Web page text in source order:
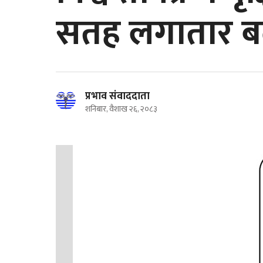
सतह लगातार
प्रभाव संवाददाता
शनिबार, वैशाख २६, २०८३